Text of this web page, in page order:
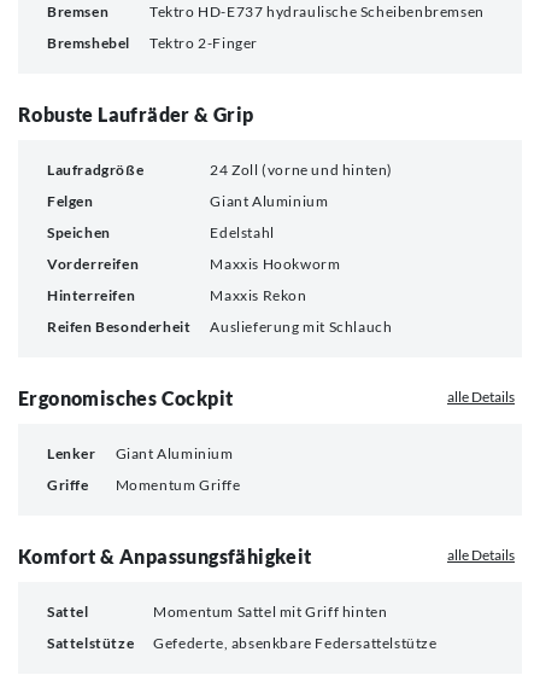
Bremsen
Tektro HD-E737 hydraulische Scheibenbremsen
Bremshebel
Tektro 2-Finger
Robuste Laufräder & Grip
Laufradgröße
24 Zoll (vorne und hinten)
Felgen
Giant Aluminium
Speichen
Edelstahl
Vorderreifen
Maxxis Hookworm
Hinterreifen
Maxxis Rekon
Reifen Besonderheit
Auslieferung mit Schlauch
Ergonomisches Cockpit alle Details
Lenker
Giant Aluminium
Griffe
Momentum Griffe
Komfort & Anpassungsfähigkeit alle Details
Sattel
Momentum Sattel mit Griff hinten
Sattelstütze
Gefederte, absenkbare Federsattelstütze